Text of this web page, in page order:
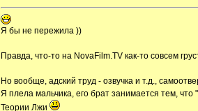
Я бы не пережила ))
Правда, что-то на NovaFilm.TV как-то совсем
Но вообще, адский труд - озвучка и т.д.,
Я плела мальчика, его брат занимается тем, что
Теории Лжи